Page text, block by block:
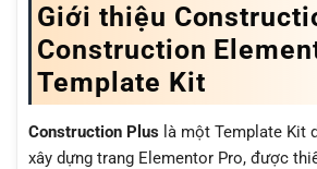
Giới thiệu
Construction
Template Kit
Construction Plus là một Template Kit
xây dựng trang Elementor Pro, được